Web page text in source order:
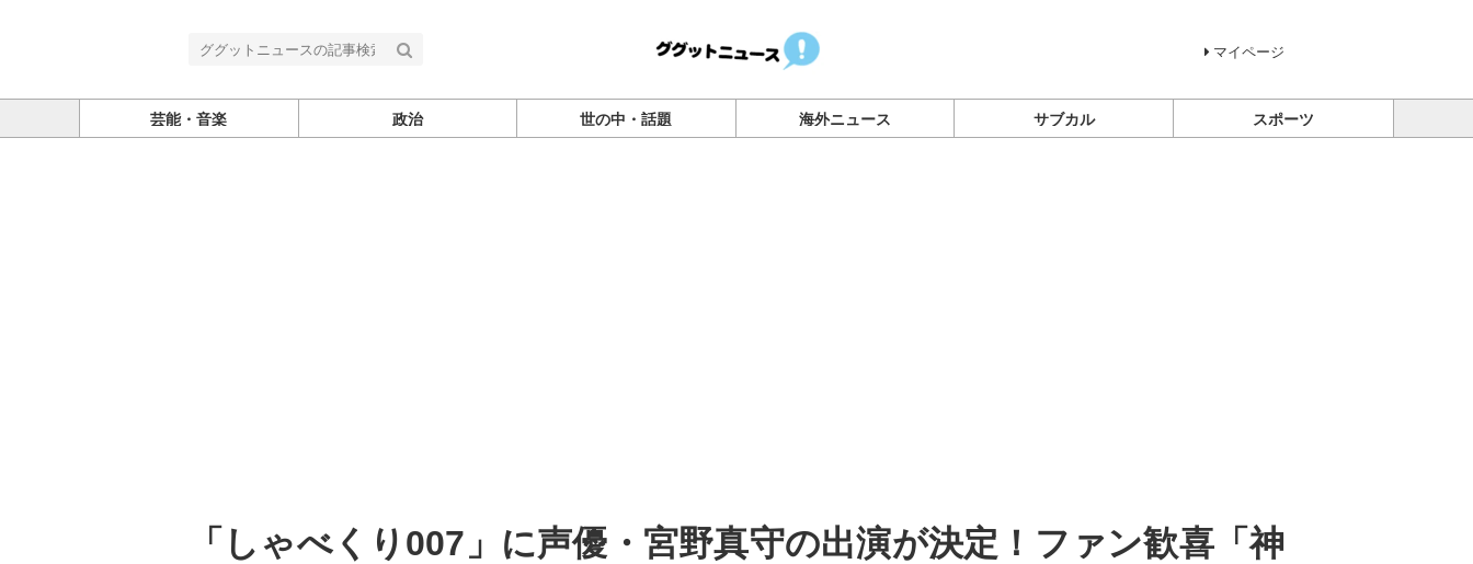
マイページ
芸能・音楽 政治 世の中・話題 海外ニュース サブカル スポーツ
「しゃべくり007」に声優・宮野真守の出演が決定！ファン歓喜「神